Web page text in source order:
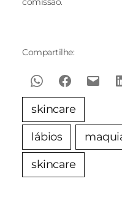
Compartilhe:
skincare
lábios
skincare